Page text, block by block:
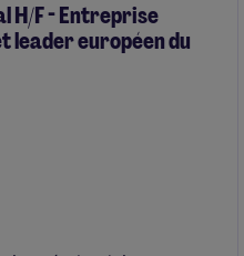
H/F - Entreprise
leader européen du